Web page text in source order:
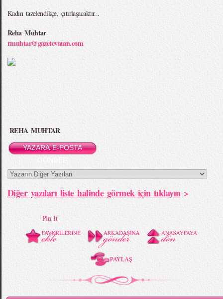
Kadın tazelendikçe, çıtırlaşacaktır...
Reha Muhtar
rmuhtar@gazetevatan.com
REHA MUHTAR
YAZARA E-POSTA
Diğer yazıları liste halinde görmek için tıklayın>
Pin It